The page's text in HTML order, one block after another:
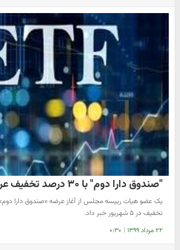
"صندوق دارا دوم" با ۳۰ درصد تخفیف عرضه می‌شود
تخفیف در ۵ شهریور خبر داد.
۲۲ مرداد ۱۳۹۹ | ۰:۳۰